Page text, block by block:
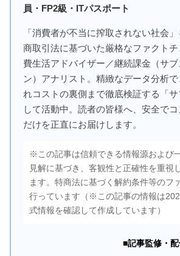
員・FP2級・ITパスポート
「消費者が不当に搾取されない社会
商取引法に基づいた厳格なファクト
費生活アドバイザー／継続課金（サブ
ン）アナリスト。精緻なデータ分析
れコストの裏側まで徹底検証する「
して活動中。読者の皆様へ、安全で
だけを正直にお届けします。
※この記事は信頼できる情報源および
見解に基づき、客観性と正確性を重視
ます。特商法に基づく解約条件等のフ
行っています（※この記事の情報は
式情報を確認して作成しています）
■記事監修・配